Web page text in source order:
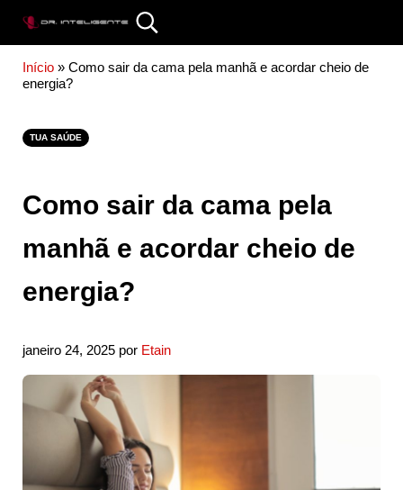
DR. INTELIGENTE
Search...
Início» Como sair da cama pela manhã e acordar cheio de
energia?
TUA SAÚDE
Como sair da cama pela
manhã e acordar cheio de
energia?
janeiro 24, 2025 por Etain